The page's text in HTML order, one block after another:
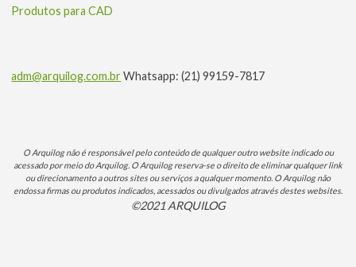
Produtos para CAD
adm@arquilog.com.brWhatsapp: (21) 99159-7817
O Arquilog não é responsável pelo conteúdo de qualquer outro website indicado ou
acessado por meio do Arquilog. O Arquilog reserva-se o direito de eliminar qualquer link
ou direcionamento a outros sites ou serviços a qualquer momento. O Arquilog não
endossa firmas ou produtos indicados, acessados ou divulgados através destes websites.
©2021 ARQUILOG